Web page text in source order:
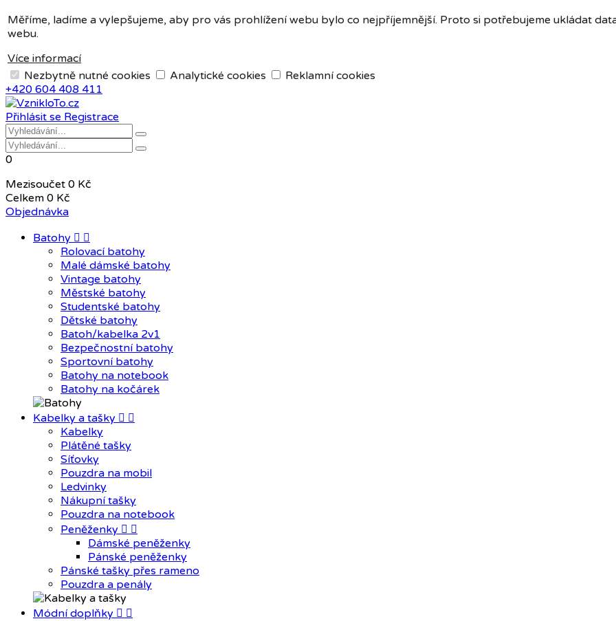
Měříme, ladíme a vylepšujeme, aby pro vás prohlížení webu bylo co nejpříjemnější. Proto si potřebujeme ukládat
webu.
Více informací
Nezbytně nutné cookies
Analytické cookies Reklamní cookies
Měna:
CZK
CZK
EUR
+420 604 408 411
Přihlásit se Registrace
0
Mezisoučet 0 Kč
Celkem 0 Kč
Objednávka
Batohy  
Rolovací batohy
Malé dámské batohy
Vintage batohy
Městské batohy
Studentské batohy
Dětské batohy
Batoh/kabelka 2v1
Bezpečnostní batohy
Sportovní batohy
Batohy na notebook
Batohy na kočárek
Kabelky a tašky  
Kabelky
Plátěné tašky
Síťovky
Pouzdra na mobil
Ledvinky
Nákupní tašky
Pouzdra na notebook
Peněženky  
Dámské peněženky
Pánské peněženky
Pánské tašky přes rameno
Pouzdra a penály
Módní doplňky  